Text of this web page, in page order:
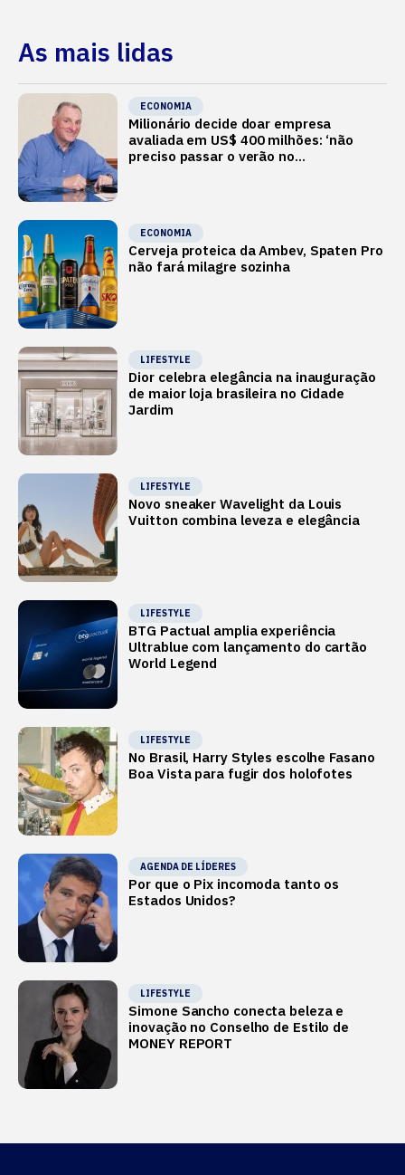
As mais lidas
ECONOMIA
Milionário decide doar empresa
avaliada em US$ 400 milhões: ‘não
preciso passar o verão no
ECONOMIA
Cerveja proteica da Ambev, Spaten Pro
não fará milagre sozinha
LIFESTYLE
Dior celebra elegância na inauguração
de maior loja brasileira no Cidade
Jardim
LIFESTYLE
Novo sneaker Wavelight da Louis
Vuitton combina leveza e elegância
LIFESTYLE
BTG Pactual amplia experiência
Ultrablue com lançamento do cartão
World Legend
LIFESTYLE
No Brasil, Harry Styles escolhe Fasano
Boa Vista para fugir dos holofotes
AGENDA DE LÍDERES
Por que o Pix incomoda tanto os
Estados Unidos?
LIFESTYLE
Simone Sancho conecta beleza e
inovação no Conselho de Estilo de
MONEY REPORT